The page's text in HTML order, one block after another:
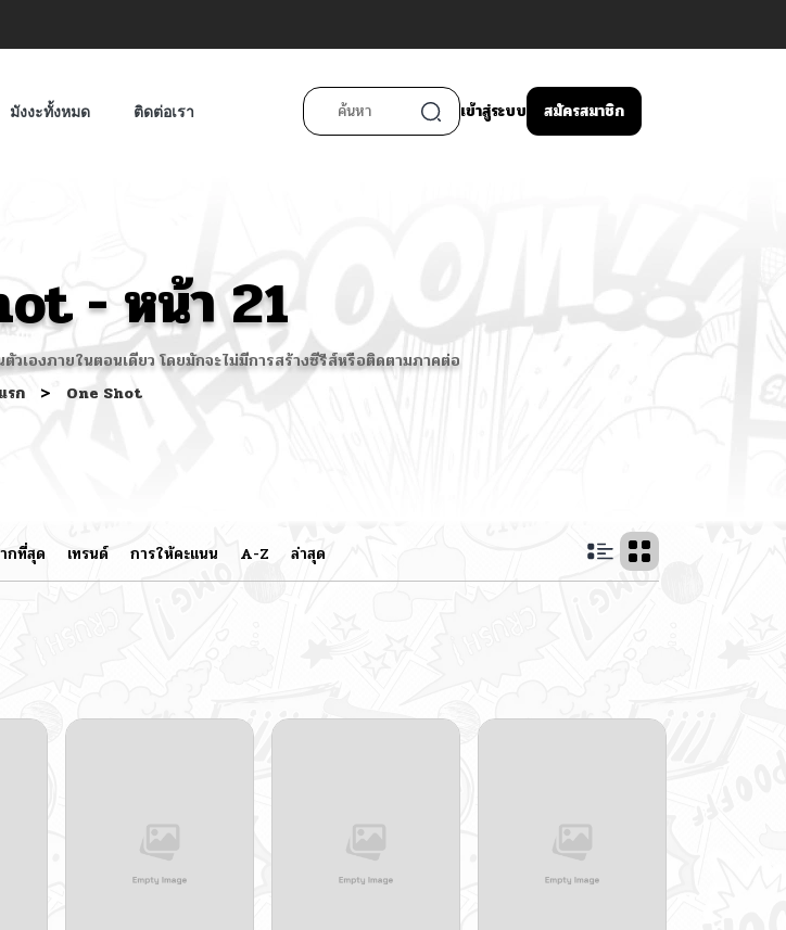
มังงะทั้งหมด ติดต่อเรา เข้าสู่ระบบ สมัครสมาชิก
- หน้า 21
เองภายในตอนเดียว โดยมักจะไม่มีการสร้างซีรีส์หรือติดตามภาคต่อ​
รก > One Shot
กที่สุด เทรนด์ การให้คะแนน A-Z ล่าสุด